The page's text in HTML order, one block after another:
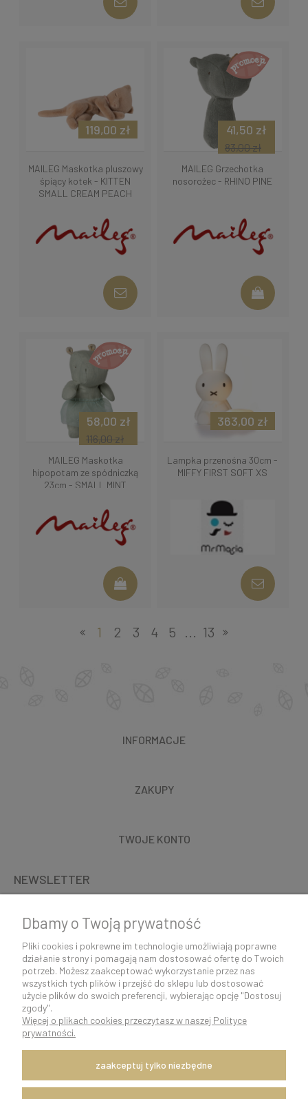
MAILEG Maskotka pluszowy
śpiący kotek - KITTEN
SMALL CREAM PEACH
119,00 zł
MAILEG Grzechotka
nosorożec - RHINO PINE
41,50 zł
83,00 zł
MAILEG Maskotka
hipopotam ze spódniczką
23cm - SMALL MINT
58,00 zł
116,00 zł
Lampka przenośna 30cm -
MIFFY FIRST SOFT XS
363,00 zł
1 2 3 4 5 ... 13
INFORMACJE
ZAKUPY
TWOJE KONTO
NEWSLETTER
K O N T A K T 5 0 0 5 0 6 9 2 9 | s k l e p @ c o c o s h k i . p l
pokaż pełną wersję strony
Szybka i sprawna wysyłka w ciągu 24h.
Dbamy o Twoją prywatność
Pliki cookies i pokrewne im technologie umożliwiają poprawne
działanie strony i pomagają nam dostosować ofertę do Twoich
potrzeb. Możesz zaakceptować wykorzystanie przez nas
wszystkich tych plików i przejść do sklepu lub dostosować
użycie plików do swoich preferencji, wybierając opcję "Dostosuj
zgody".
Więcej o plikach cookies przeczytasz w naszej Polityce
prywatności.
zaakceptuj tylko niezbędne